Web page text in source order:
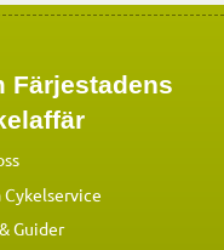
Färjestadens
Cykelservice
Guider